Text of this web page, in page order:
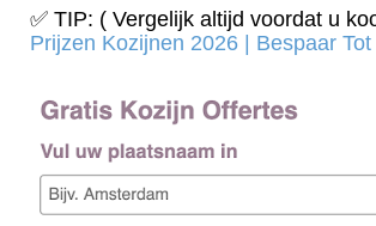
✅ TIP: ( Vergelijk altijd voordat u
Prijzen Kozijnen 2026 | Bespaar